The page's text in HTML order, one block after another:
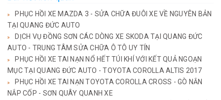
PHỤC HỒI XE MAZDA 3 - SỬA CHỮA ĐUÔI XE VỀ NGUYÊN BẢN
TẠI QUANG ĐỨC AUTO
DỊCH VỤ ĐỒNG SƠN CÁC DÒNG XE SKODA TẠI QUANG ĐỨC
AUTO - TRUNG TÂM SỬA CHỮA Ô TÔ UY TÍN
PHỤC HỒI XE TAI NẠN NỔ HẾT TÚI KHÍ VỚI KẾT QUẢ NGOẠN
MỤC TẠI QUANG ĐỨC AUTO - TOYOTA COROLLA ALTIS 2017
PHỤC HỒI XE TAI NẠN TOYOTA COROLLA CROSS - GÒ NẮN
NẮP CỐP - SƠN QUÂY QUANH XE